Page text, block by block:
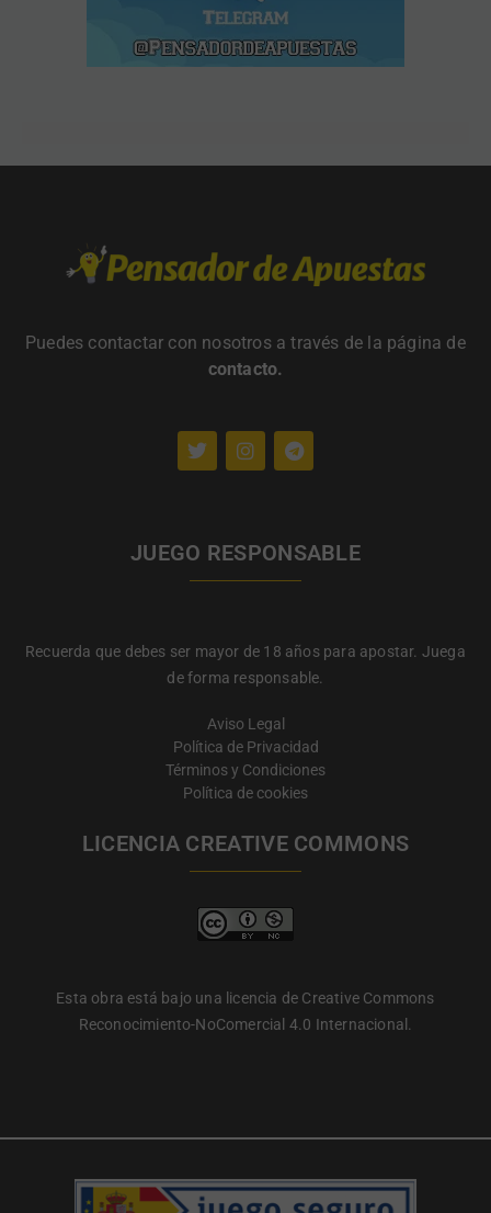
Puedes contactar con nosotros a través de la página de
contacto.
JUEGO RESPONSABLE
Recuerda que debes ser mayor de 18 años para apostar. Juega
de forma responsable.
Aviso Legal
Política de Privacidad
Términos y Condiciones
Política de cookies
LICENCIA CREATIVE COMMONS
Esta obra está bajo una licencia de Creative Commons
Reconocimiento-NoComercial 4.0 Internacional.